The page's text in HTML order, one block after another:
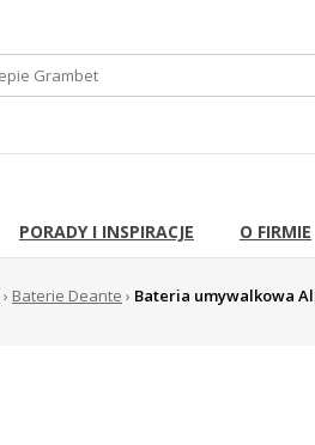
PORADY I INSPIRACJE O FIRMIE
› Baterie Deante › Bateria umywalkowa